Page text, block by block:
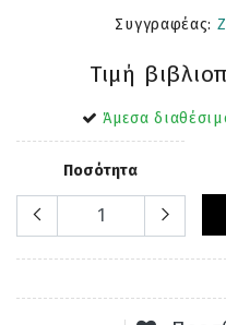
Συγγραφέας:
Τιμή
Άμεσα
Ποσότητα